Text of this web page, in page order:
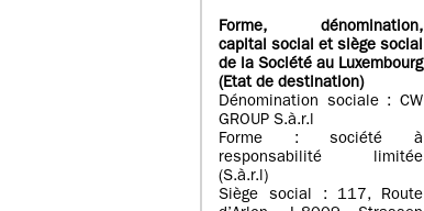
Forme, dénomination,
capital social et siège social
de la Société au Luxembourg
(Etat de destination)
Dénomination sociale : CW
GROUP S.à.r.l
Forme : société à
responsabilité limitée
(S.à.r.l)
Siège social : 117, Route